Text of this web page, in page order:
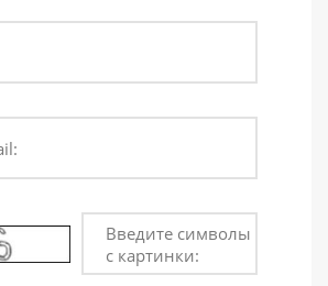
Введите символы
с картинки: